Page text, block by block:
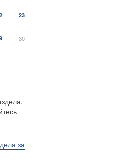
23
30
за